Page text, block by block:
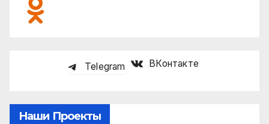
Telegram ВКонтакте
Наши Проекты